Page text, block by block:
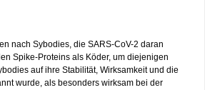
nach Sybodies, die SARS-CoV-2 daran
Spike-Proteins als Köder, um diejenigen
auf ihre Stabilität, Wirksamkeit und die
wurde, als besonders wirksam bei der